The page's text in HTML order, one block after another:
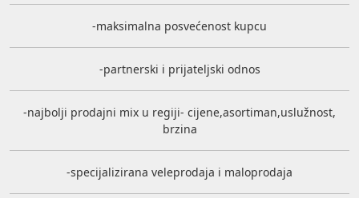
-maksimalna posvećenost kupcu
-partnerski i prijateljski odnos
-najbolji prodajni mix u regiji- cijene,asortiman,uslužnost,
brzina
-specijalizirana veleprodaja i maloprodaja